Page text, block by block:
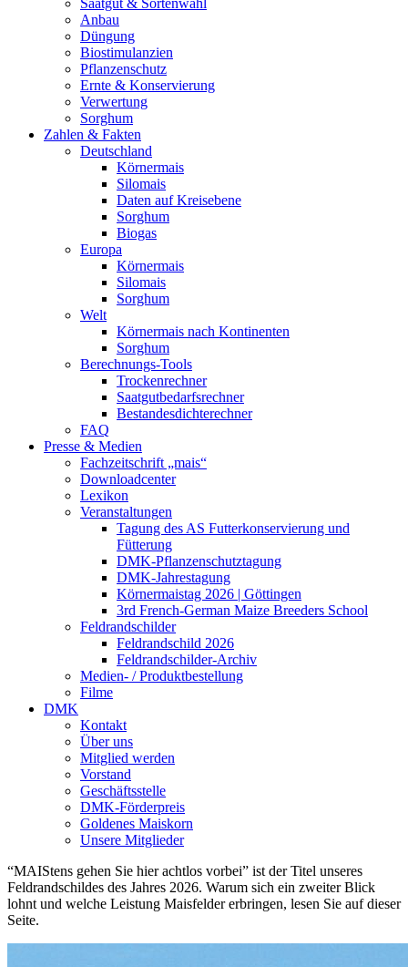
Anbau
Düngung
Biostimulanzien
Pflanzenschutz
Ernte & Konservierung
Verwertung
Sorghum
Zahlen & Fakten
Deutschland
Körnermais
Silomais
Daten auf Kreisebene
Sorghum
Biogas
Europa
Körnermais
Silomais
Sorghum
Welt
Körnermais nach Kontinenten
Sorghum
Berechnungs-Tools
Trockenrechner
Saatgutbedarfsrechner
Bestandesdichterechner
FAQ
Presse & Medien
Fachzeitschrift „mais“
Downloadcenter
Lexikon
Veranstaltungen
Tagung des AS Futterkonservierung und
Fütterung
DMK-Pflanzenschutztagung
DMK-Jahrestagung
Körnermaistag 2026 | Göttingen
3rd French-German Maize Breeders School
Feldrandschilder
Feldrandschild 2026
Feldrandschilder-Archiv
Medien- / Produktbestellung
Filme
DMK
Kontakt
Über uns
Mitglied werden
Vorstand
Geschäftsstelle
DMK-Förderpreis
Goldenes Maiskorn
Unsere Mitglieder
“MAIStens gehen Sie hier achtlos vorbei” ist der Titel unseres
Feldrandschildes des Jahres 2026. Warum sich ein zweiter Blick
lohnt und welche Leistung Maisfelder erbringen, lesen Sie auf dieser
Seite.